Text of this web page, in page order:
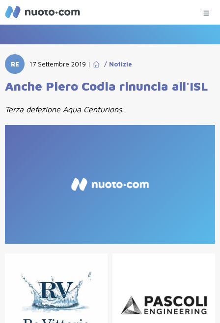
RE 17 Settembre 2019 | / Notizie
Anche Piero Codia rinuncia all'ISL
Terza defezione Aqua Centurions.